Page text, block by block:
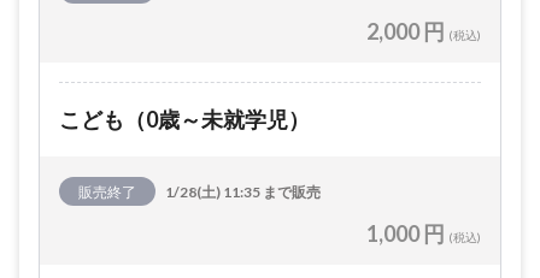
2,000 円 (税込)
こども（0歳～未就学児）
販売終了 1/28(土) 11:35 まで販売
1,000 円 (税込)